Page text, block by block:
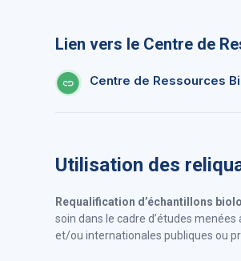
Lien vers le Centre de
Centre de Ressources
Utilisation des
Requalification d’échantillons
soin dans le cadre d’études
et/ou internationales publiques ou